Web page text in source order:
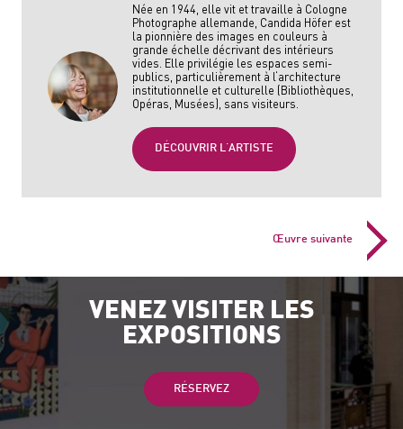
Née en 1944, elle vit et travaille à Cologne
Photographe allemande, Candida Höfer est
la pionnière des images en couleurs à
grande échelle décrivant des intérieurs
vides. Elle privilégie les espaces semi-
publics, particulièrement à l‘architecture
institutionnelle et culturelle (Bibliothèques,
Opéras, Musées), sans visiteurs.
DÉCOUVRIR L'ARTISTE
Œuvre suivante
VENEZ VISITER LES
EXPOSITIONS
RÉSERVEZ